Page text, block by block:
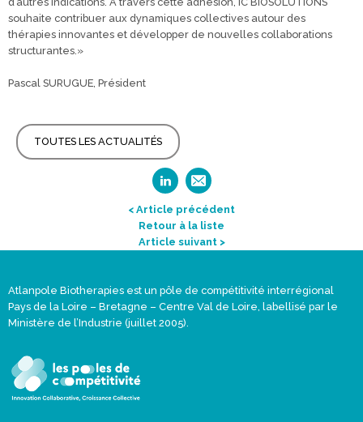
souhaite contribuer aux dynamiques collectives autour des
thérapies innovantes et développer de nouvelles collaborations
structurantes.»
Pascal SURUGUE, Président
TOUTES LES ACTUALITÉS
< Article précédent
Retour à la liste
Article suivant >
Atlanpole Biotherapies est un pôle de compétitivité interrégional
Pays de la Loire – Bretagne – Centre Val de Loire, labellisé par le
Ministère de l’Industrie (juillet 2005).